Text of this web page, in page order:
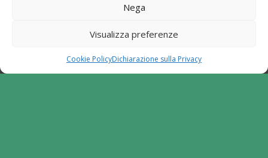
Nega
Visualizza preferenze
Cookie PolicyDichiarazione sulla Privacy
2014-2020. Misura 19 - Sviluppo Locale di tipo
6.2.1. Aiuto all'avviamento d'impresa per attività